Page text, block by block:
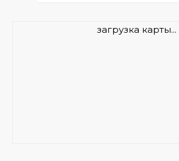
загрузка карты...